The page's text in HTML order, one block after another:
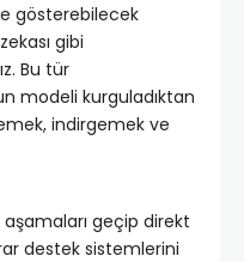
gösterebilecek
gibi
Bu tür
modeli kurguladıktan
indirgemek ve
aşamaları geçip direkt
destek sistemlerini